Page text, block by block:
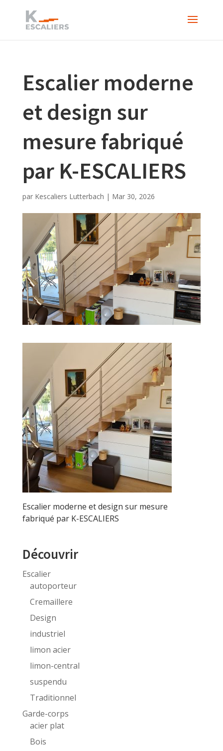
Escalier moderne
et design sur
mesure fabriqué
par K-ESCALIERS
par Kescaliers Lutterbach | Mar 30, 2026
Escalier moderne et design sur mesure
fabriqué par K-ESCALIERS
Découvrir
Escalier
autoporteur
Cremaillere
Design
industriel
limon acier
limon-central
suspendu
Traditionnel
Garde-corps
acier plat
Bois